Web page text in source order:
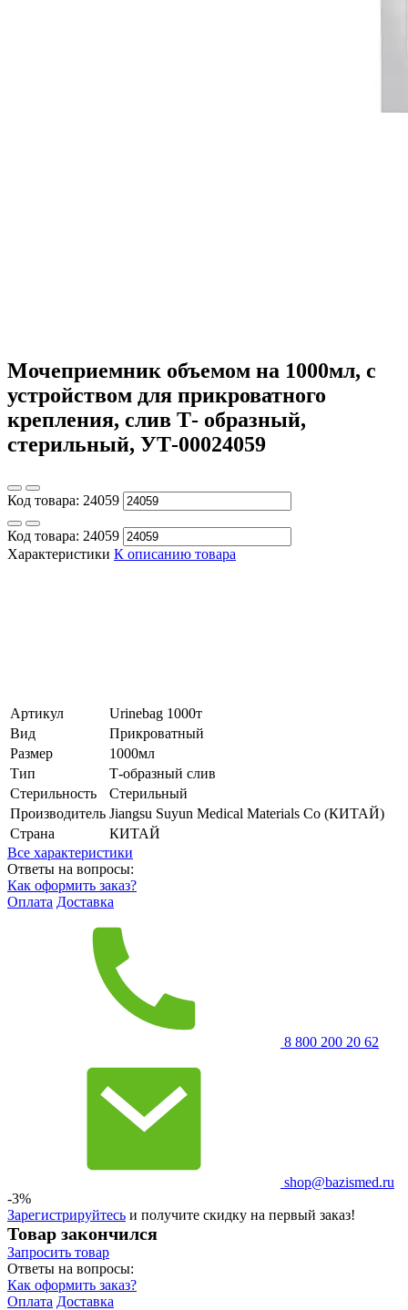
Мочеприемник объемом на 1000мл, с
устройством для прикроватного
крепления, слив Т- образный,
стерильный, УТ-00024059
Код товара: 24059
Код товара: 24059
Характеристики К описанию товара
Артикул
Urinebag 1000т
Вид
Прикроватный
Размер
1000мл
Тип
Т-образный слив
Стерильность
Стерильный
Производитель Jiangsu Suyun Medical Materials Co (КИТАЙ)
Страна
КИТАЙ
Все характеристики
Ответы на вопросы:
Как оформить заказ?
Оплата Доставка
8 800 200 20 62
shop@bazismed.ru
-3%
Зарегистрируйтесь и получите скидку на первый заказ!
Товар закончился
Запросить товар
Ответы на вопросы:
Как оформить заказ?
Оплата Доставка